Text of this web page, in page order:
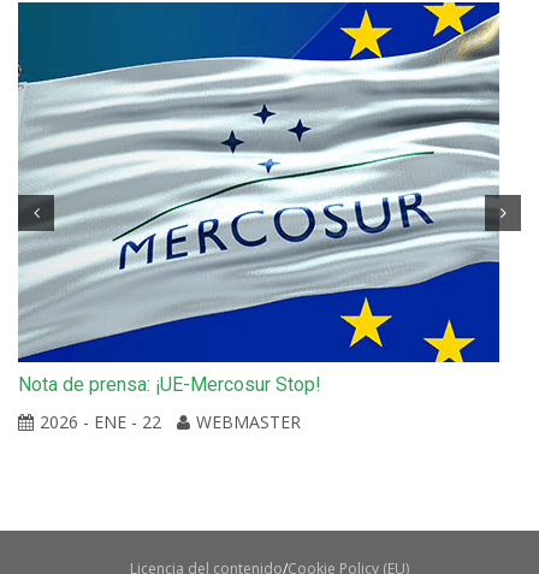
Nota de prensa: ¡UE-Mercosur Stop!
2026 - ENE - 22
WEBMASTER
Licencia del contenido Cookie Policy (EU)